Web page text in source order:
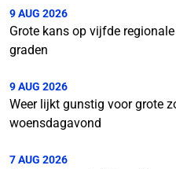
9 AUG 2026
Grote kans op vijfde
graden
9 AUG 2026
Weer lijkt gunstig voor grote
woensdagavond
7 AUG 2026